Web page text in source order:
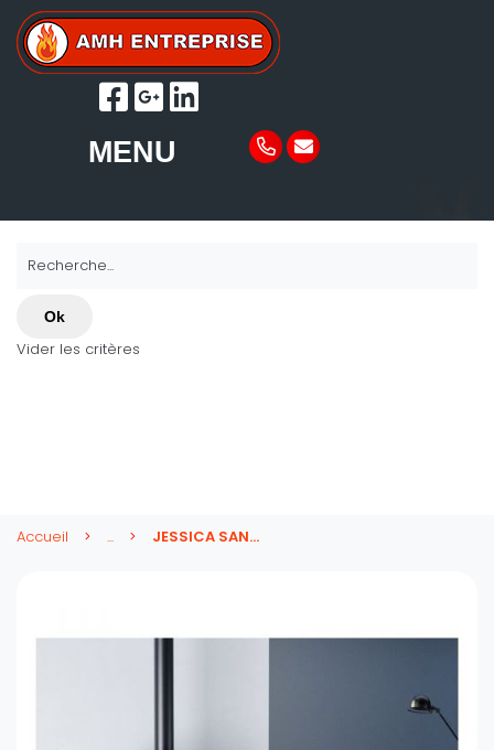
MENU
Recherche...
Ok
Vider les critères
Accueil ... JESSICA SANS ELEC 7 kw